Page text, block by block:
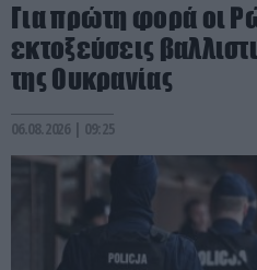
Για πρώτη φορά οι
εκτοξεύσεις
της Ουκρανίας
06.08.2026 | 09:25